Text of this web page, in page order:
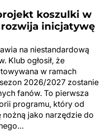
koszulki w
inicjatywę
na niestandardową
Klub ogłosił, że
w ramach
2026/2027 zostanie
fanów. To pierwsza
programu, który od
nożną jako narzędzie do